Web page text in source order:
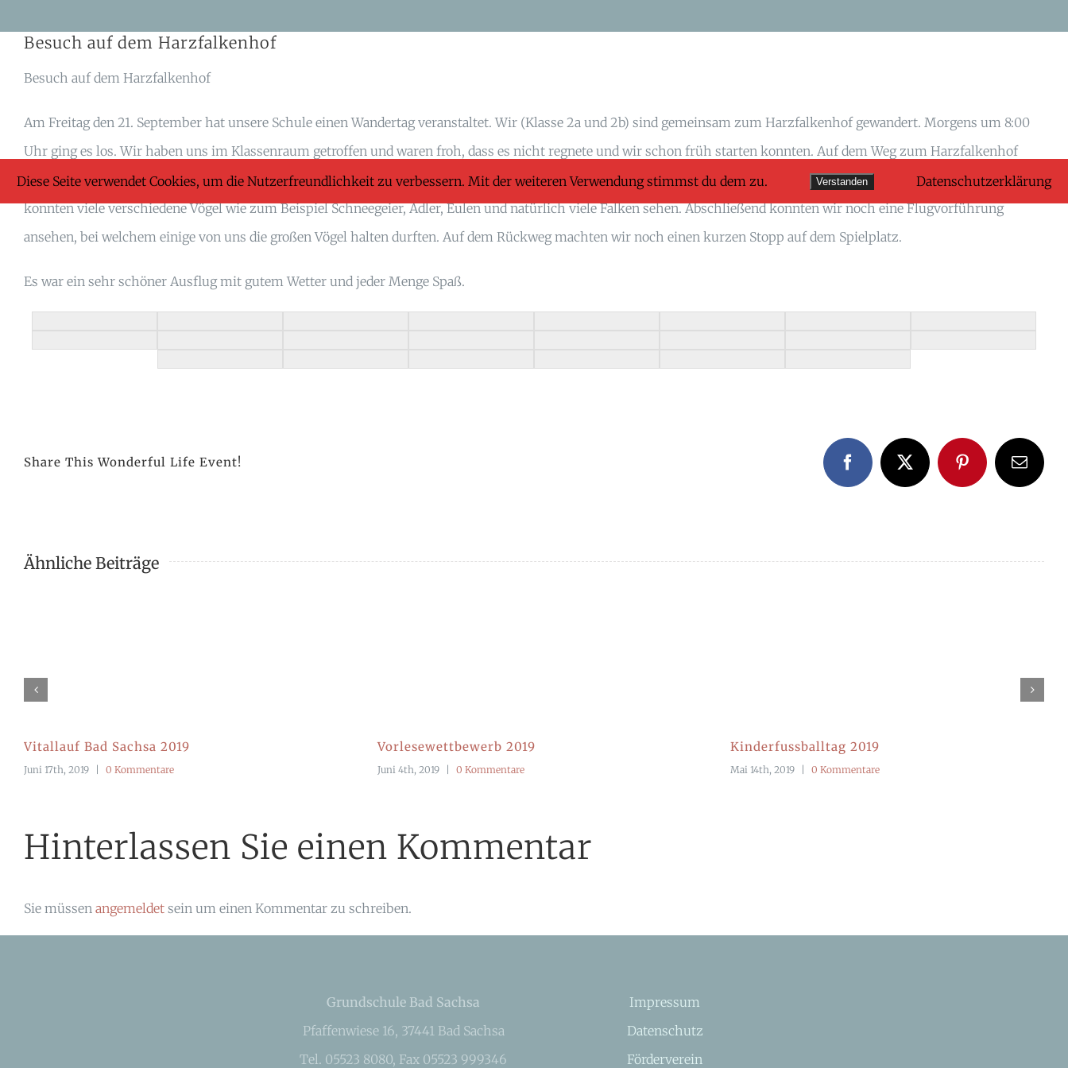
content
Besuch auf dem Harzfalkenhof
Besuch auf dem Harzfalkenhof
Am Freitag den 21. September hat unsere Schule einen Wandertag veranstaltet. Wir (Klasse 2a und 2b) sind gemeinsam zum Harzfalkenhof gewandert. Morgens um 8:00
Uhr ging es los. Wir haben uns im Klassenraum getroffen und waren froh, dass es nicht regnete und wir schon früh starten konnten. Auf dem Weg zum Harzfalkenhof
haben wir auf dem Spielplatz eine kleine Pause eingelegt und dort gefrühstückt. Anschließend sind wir um 11:00 Uhr angekommen und wurden auch schon erwartet. Wir
konnten viele verschiedene Vögel wie zum Beispiel Schneegeier, Adler, Eulen und natürlich viele Falken sehen. Abschließend konnten wir noch eine Flugvorführung
ansehen, bei welchem einige von uns die großen Vögel halten durften. Auf dem Rückweg machten wir noch einen kurzen Stopp auf dem Spielplatz.
Es war ein sehr schöner Ausflug mit gutem Wetter und jeder Menge Spaß.
Share This Wonderful Life Event! FacebookX PinterestE-
Mail
Ähnliche Beiträge
Vitallauf Bad Sachsa 2019
Juni 17th, 2019 0 Kommentare
Vorlesewettbewerb 2019
Juni 4th, 2019 0 Kommentare
Kinderfussballtag 2019
Mai 14th, 2019 0 Kommentare
Hinterlassen Sie einen Kommentar
Sie müssen angemeldet sein um einen Kommentar zu schreiben.
Grundschule Bad Sachsa
Pfaffenwiese 16, 37441 Bad Sachsa
Tel. 05523 8080, Fax 05523 999346
Impressum
Datenschutz
Förderverein
Diese Seite verwendet Cookies, um die Nutzerfreundlichkeit zu verbessern. Mit der weiteren Verwendung stimmst du dem zu. Verstanden Datenschutzerklärung